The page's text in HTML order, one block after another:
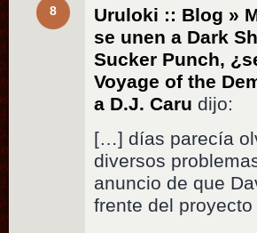
8
Uruloki :: Blog »
se unen a Dark
Sucker Punch,
Voyage of the
a D.J. Caru dijo:
[…] días parecía
diversos
anuncio de que
frente del